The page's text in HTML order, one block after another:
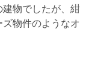
物でしたが、紺
物件のようなオ